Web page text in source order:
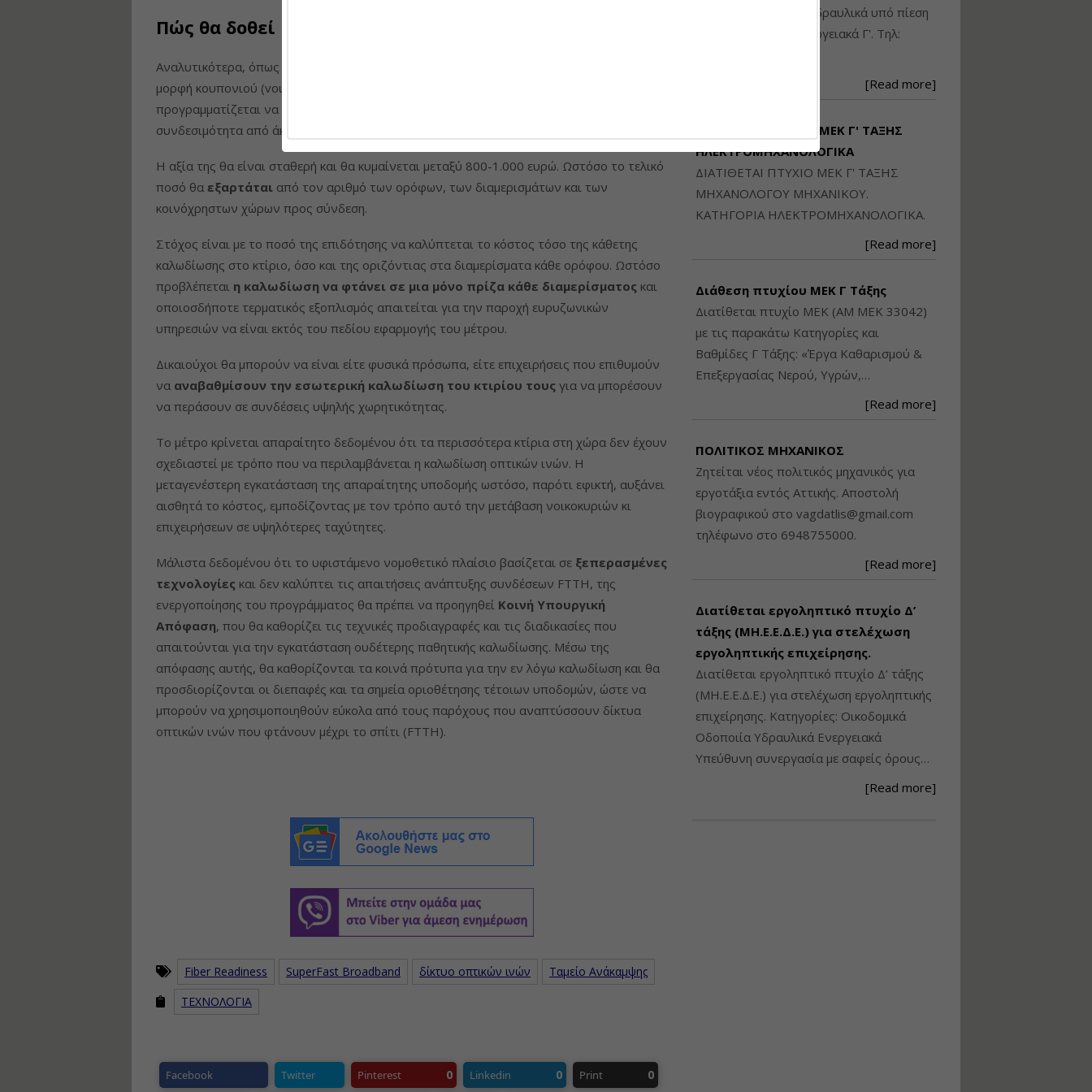
Πώς θα δοθεί η επιδότηση
Αναλυτικότερα, όπως προκύπτει από το Σχέδιο Ανάκαμψης, η επιδότηση θα δοθεί με την
μορφή κουπονιού (voucher) και θα αφορά κτίρια σε περιοχές όπου υπάρχουν ήδη ή
προγραμματίζεται να υπάρξουν υποδομές οπτικής ίνας (FTTP), ώστε να διασφαλίζεται η
συνδεσιμότητα από άκρο σε άκρο.
Η αξία της θα είναι σταθερή και θα κυμαίνεται μεταξύ 800-1.000 ευρώ. Ωστόσο το τελικό
ποσό θα εξαρτάται από τον αριθμό των ορόφων, των διαμερισμάτων και των
κοινόχρηστων χώρων προς σύνδεση.
Στόχος είναι με το ποσό της επιδότησης να καλύπτεται το κόστος τόσο της κάθετης
καλωδίωσης στο κτίριο, όσο και της οριζόντιας στα διαμερίσματα κάθε ορόφου. Ωστόσο
προβλέπεται η καλωδίωση να φτάνει σε μια μόνο πρίζα κάθε διαμερίσματος και
οποιοσδήποτε τερματικός εξοπλισμός απαιτείται για την παροχή ευρυζωνικών
υπηρεσιών να είναι εκτός του πεδίου εφαρμογής του μέτρου.
Δικαιούχοι θα μπορούν να είναι είτε φυσικά πρόσωπα, είτε επιχειρήσεις που επιθυμούν
να αναβαθμίσουν την εσωτερική καλωδίωση του κτιρίου τους για να μπορέσουν
να περάσουν σε συνδέσεις υψηλής χωρητικότητας.
Το μέτρο κρίνεται απαραίτητο δεδομένου ότι τα περισσότερα κτίρια στη χώρα δεν έχουν
σχεδιαστεί με τρόπο που να περιλαμβάνεται η καλωδίωση οπτικών ινών. Η
μεταγενέστερη εγκατάσταση της απαραίτητης υποδομής ωστόσο, παρότι εφικτή, αυξάνει
αισθητά το κόστος, εμποδίζοντας με τον τρόπο αυτό την μετάβαση νοικοκυριών κι
επιχειρήσεων σε υψηλότερες ταχύτητες.
Μάλιστα δεδομένου ότι το υφιστάμενο νομοθετικό πλαίσιο βασίζεται σε ξεπερασμένες
τεχνολογίες και δεν καλύπτει τις απαιτήσεις ανάπτυξης συνδέσεων FTTH, της
ενεργοποίησης του προγράμματος θα πρέπει να προηγηθεί Κοινή Υπουργική
Απόφαση, που θα καθορίζει τις τεχνικές προδιαγραφές και τις διαδικασίες που
απαιτούνται για την εγκατάσταση ουδέτερης παθητικής καλωδίωσης. Μέσω της
απόφασης αυτής, θα καθορίζονται τα κοινά πρότυπα για την εν λόγω καλωδίωση και θα
προσδιορίζονται οι διεπαφές και τα σημεία οριοθέτησης τέτοιων υποδομών, ώστε να
μπορούν να χρησιμοποιηθούν εύκολα από τους παρόχους που αναπτύσσουν δίκτυα
οπτικών ινών που φτάνουν μέχρι το σπίτι (FTTH).
Fiber Readiness SuperFast Broadband δίκτυο οπτικών ινών
Ταμείο Ανάκαμψης
ΤΕΧΝΟΛΟΓΙΑ
Facebook Twitter Pinterest 0 Linkedin 0 Print 0
Μηχανικού: Η/Μ Γ', Υδραυλικά υπό πίεση
Β', Βιομηχανικά - Ενεργειακά Γ'. Τηλ:
[Read more]
ΔΙΑΤΙΘΕΤΑΙ ΠΤΥΧΙΟ ΜΕΚ Γ' ΤΑΞΗΣ
ΗΛΕΚΤΡΟΜΗΧΑΝΟΛΟΓΙΚΑ
ΔΙΑΤΙΘΕΤΑΙ ΠΤΥΧΙΟ ΜΕΚ Γ' ΤΑΞΗΣ
ΜΗΧΑΝΟΛΟΓΟΥ ΜΗΧΑΝΙΚΟΥ.
ΚΑΤΗΓΟΡΙΑ ΗΛΕΚΤΡΟΜΗΧΑΝΟΛΟΓΙΚΑ.
[Read more]
Διάθεση πτυχίου ΜΕΚ Γ Τάξης
Διατίθεται πτυχίο ΜΕΚ (ΑΜ ΜΕΚ 33042)
με τις παρακάτω Κατηγορίες και
Βαθμίδες Γ Τάξης: «Έργα Καθαρισμού &
Επεξεργασίας Νερού, Υγρών,…
[Read more]
ΠΟΛΙΤΙΚΟΣ ΜΗΧΑΝΙΚΟΣ
Ζητείται νέος πολιτικός μηχανικός για
εργοτάξια εντός Αττικής. Αποστολή
βιογραφικού στο vagdatlis@gmail.com
τηλέφωνο στο 6948755000.
[Read more]
Διατίθεται εργοληπτικό πτυχίο Δ’
τάξης (ΜΗ.Ε.Ε.Δ.Ε.) για στελέχωση
εργοληπτικής επιχείρησης.
Διατίθεται εργοληπτικό πτυχίο Δ’ τάξης
(ΜΗ.Ε.Ε.Δ.Ε.) για στελέχωση εργοληπτικής
επιχείρησης. Κατηγορίες: Οικοδομικά
Οδοποιία Υδραυλικά Ενεργειακά
Υπεύθυνη συνεργασία με σαφείς όρους…
[Read more]
Ταυτότητα Κτιρίου/
και Πράξη (2024)
Πολεοδομικού
Σχεδιασμού Εντός
Ορίων Πόλεων και
Οικισμών και Εκτός
Εισηγήτρια:
Τιμή από: €145.00
Διάρκεια: 8 ώρες
τεχνολογίας
φωτισμού LED και
Εισηγητής:Στέφανος Τουλόγλου
Τιμή από: €190.00
Διάρκεια: 12 ώρες
Εκπόνηση Τοπικών και
Εισηγητής:
Τιμή από: €130.00
Διάρκεια: 6 ώρες
Επίβλεψη Δημοσίων
Έργων με τον
Ν.4782/2021